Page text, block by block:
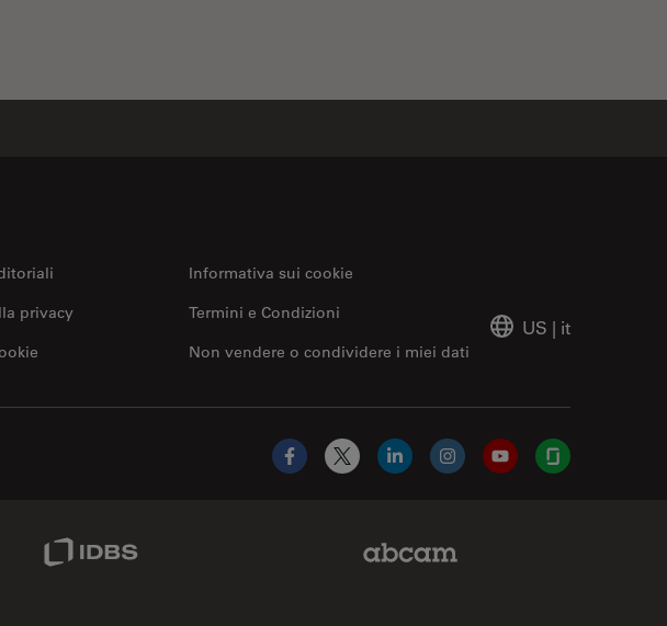
Informativa sui cookie
privacy
Non vendere o condividere i miei dati
Termini e Condizioni
US | it
Facebook
X LinkedInInstagramYouTubeGlassdoor